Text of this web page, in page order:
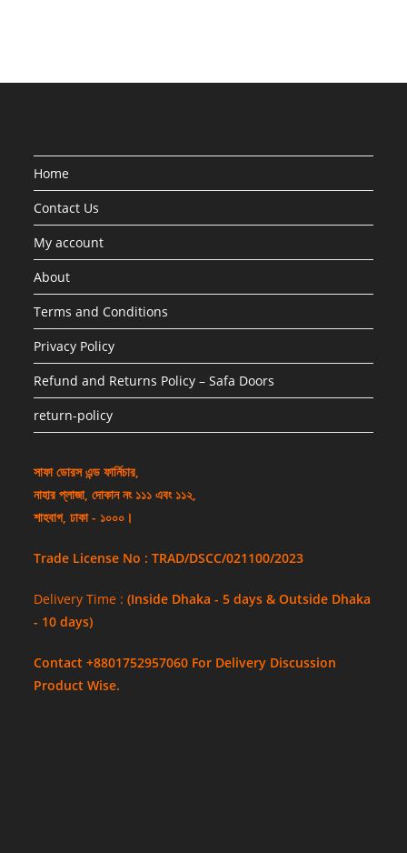
Home
Contact Us
My account
About
Terms and Conditions
Privacy Policy
Refund and Returns Policy – Safa Doors
return-policy
সাফা ডোরস এন্ড ফার্নিচার,
নাহার প্লাজা, দোকান নং ১১১ এবং ১১২,
শাহবাগ, ঢাকা - ১০০০।
Trade License No : TRAD/DSCC/021100/2023
Delivery Time :(Inside Dhaka - 5 days & Outside Dhaka
- 10 days)
Contact +8801752957060 For Delivery Discussion
Product Wise.